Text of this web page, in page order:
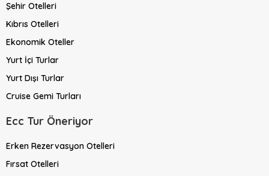
Şehir Otelleri
Kıbrıs Otelleri
Ekonomik Oteller
Yurt İçi Turlar
Yurt Dışı Turlar
Cruise Gemi Turları
Ecc Tur Öneriyor
Erken Rezervasyon Otelleri
Fırsat Otelleri